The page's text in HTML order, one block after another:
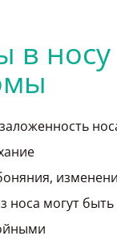
в носу
носа могут